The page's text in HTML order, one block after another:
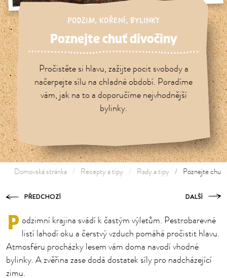
PODZIM, KOŘENÍ, BYLINKY
Poznejte chuť divočiny
Pročistěte si hlavu, zažijte pocit svobody a
načerpejte sílu na chladné období. Poradíme
vám, jak na to a doporučíme nejvhodnější
bylinky.
Domovská stránka Recepty a tipy Rady a tipy Poznejte chuť
PŘEDCHOZÍ DALŠÍ
P odzimní krajina svádí k častým výletům. Pestrobarevné
listí lahodí oku a čerstvý vzduch pomáhá pročistit hlavu.
Atmosféru procházky lesem vám doma navodí vhodné
bylinky. A zvěřina zase dodá dostatek síly pro nadcházející
zimu.